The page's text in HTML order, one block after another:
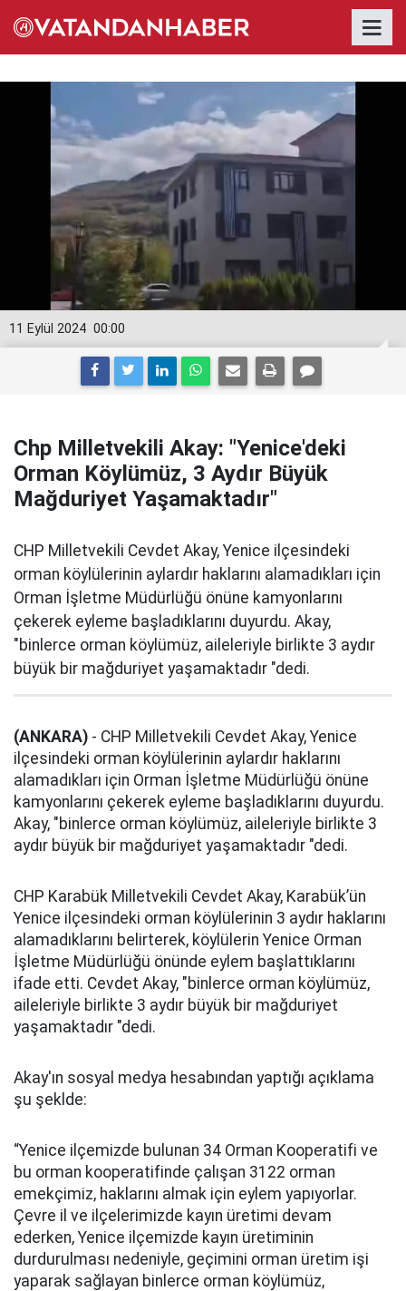
00:00
11 Eylül 2024
Chp Milletvekili Akay: "Yenice'deki
Orman Köylümüz, 3 Aydır Büyük
Mağduriyet Yaşamaktadır"
CHP Milletvekili Cevdet Akay, Yenice ilçesindeki
orman köylülerinin aylardır haklarını alamadıkları için
Orman İşletme Müdürlüğü önüne kamyonlarını
çekerek eyleme başladıklarını duyurdu. Akay,
"binlerce orman köylümüz, aileleriyle birlikte 3 aydır
büyük bir mağduriyet yaşamaktadır "dedi.
(ANKARA) - CHP Milletvekili Cevdet Akay, Yenice
ilçesindeki orman köylülerinin aylardır haklarını
alamadıkları için Orman İşletme Müdürlüğü önüne
kamyonlarını çekerek eyleme başladıklarını duyurdu.
Akay, "binlerce orman köylümüz, aileleriyle birlikte 3
aydır büyük bir mağduriyet yaşamaktadır "dedi.
CHP Karabük Milletvekili Cevdet Akay, Karabük’ün
Yenice ilçesindeki orman köylülerinin 3 aydır haklarını
alamadıklarını belirterek, köylülerin Yenice Orman
İşletme Müdürlüğü önünde eylem başlattıklarını
ifade etti. Cevdet Akay, "binlerce orman köylümüz,
aileleriyle birlikte 3 aydır büyük bir mağduriyet
yaşamaktadır "dedi.
Akay'ın sosyal medya hesabından yaptığı açıklama
şu şeklde:
“Yenice ilçemizde bulunan 34 Orman Kooperatifi ve
bu orman kooperatifinde çalışan 3122 orman
emekçimiz, haklarını almak için eylem yapıyorlar.
Çevre il ve ilçelerimizde kayın üretimi devam
ederken, Yenice ilçemizde kayın üretiminin
durdurulması nedeniyle, geçimini orman üretim işi
yaparak sağlayan binlerce orman köylümüz,